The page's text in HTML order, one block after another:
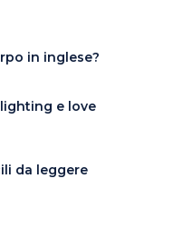
in inglese?
e love
da leggere